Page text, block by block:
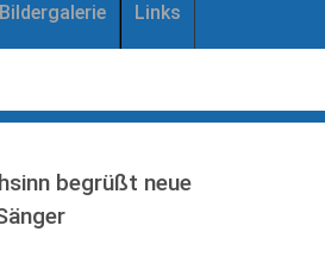
Bildergalerie Links
begrüßt neue